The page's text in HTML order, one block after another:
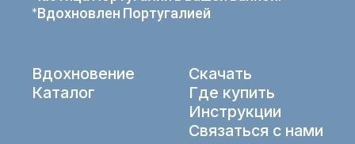
*Вдохновлен Португалией
Вдохновение
Каталог
Скачать
Где купить
Инструкции
Связаться с нами